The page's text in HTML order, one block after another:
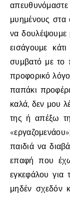
μυημένους στα
να δουλέψουμε
εισάγουμε
συμβατό με το
προφορικό λόγο
παπάκι
καλά, δεν μου
της ή απέξω
παιδιά να
επαφή που
εγκεφάλου για
μηδέν σχεδόν